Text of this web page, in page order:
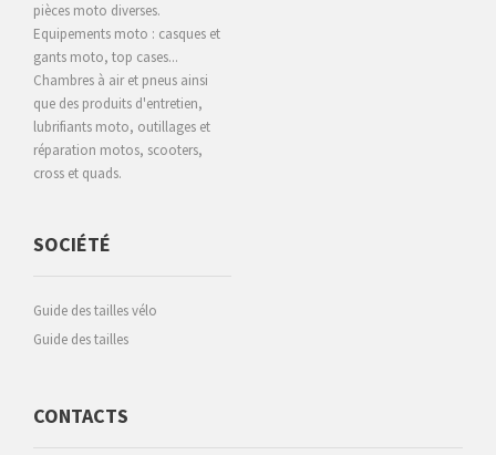
pièces moto diverses.
Equipements moto : casques et
gants moto, top cases...
Chambres à air et pneus ainsi
que des produits d'entretien,
lubrifiants moto, outillages et
réparation motos, scooters,
cross et quads.
SOCIÉTÉ
Guide des tailles vélo
Guide des tailles
CONTACTS